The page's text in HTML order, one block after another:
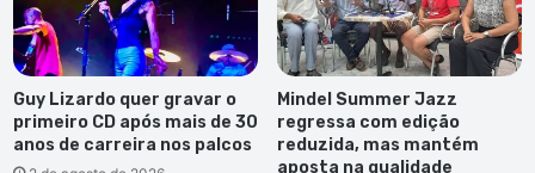
Guy Lizardo quer gravar o
primeiro CD após mais de 30
anos de carreira nos palcos
Mindel Summer Jazz
regressa com edição
reduzida, mas mantém
aposta na qualidade